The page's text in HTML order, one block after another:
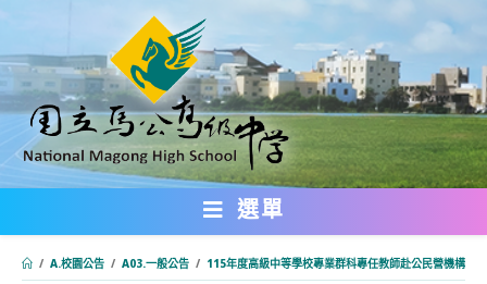
轉
主
要
內
選單
/ A.校園公告 / A03.一般公告 / 115年度高級中等學校專業群科專任教師赴公民營機構研